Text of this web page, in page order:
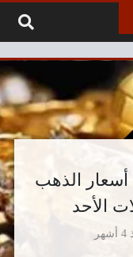
أسعار الذهب
الأحد